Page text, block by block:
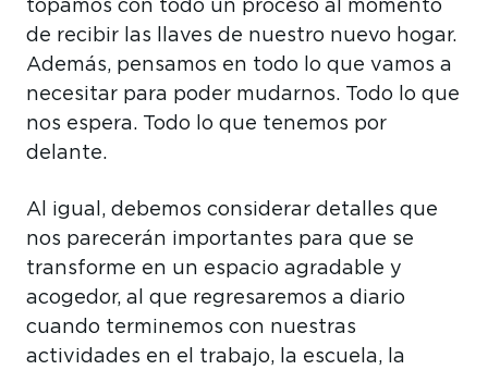
topamos con todo un proceso al momento
de recibir las llaves de nuestro nuevo hogar.
Además, pensamos en todo lo que vamos a
necesitar para poder mudarnos. Todo lo que
nos espera. Todo lo que tenemos por
delante.
Al igual, debemos considerar detalles que
nos parecerán importantes para que se
transforme en un espacio agradable y
acogedor, al que regresaremos a diario
cuando terminemos con nuestras
actividades en el trabajo, la escuela, la